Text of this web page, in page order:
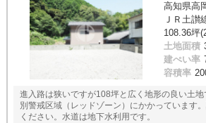
高知県高
ＪＲ土讃
108.36坪
土地面積
建ぺい率
容積率
進入路は狭いですが108坪と広く地形の良い土
別警戒区域（レッドゾーン）にかかっています
ください。水道は地下水利用です。